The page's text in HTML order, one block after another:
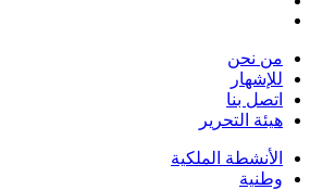
من نحن
للإشهار
اتصل بنا
هيئة التحرير
الأنشطة الملكية
وطنية